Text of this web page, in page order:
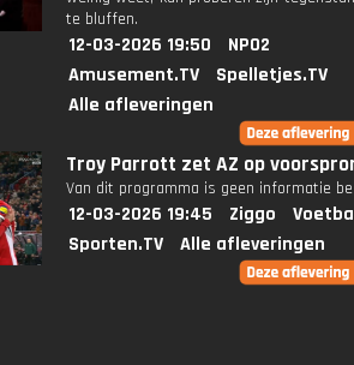
te bluffen.
12-03-2026 19:50
NPO2
Amusement.TV
Spelletjes.TV
Alle afleveringen
Troy Parrott zet AZ op
Van dit programma is geen informatie
12-03-2026 19:45 Ziggo
Sporten.TV
Alle afleveringen